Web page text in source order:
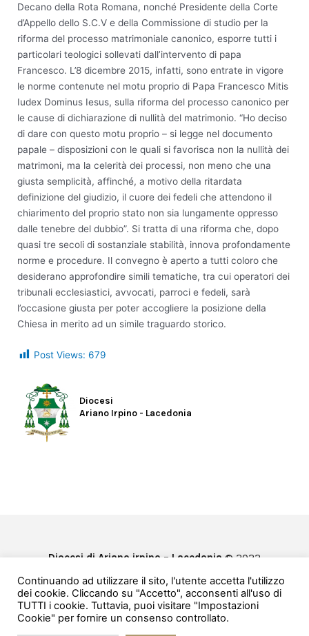
Decano della Rota Romana, nonché Presidente della Corte
d’Appello dello S.C.V e della Commissione di studio per la
riforma del processo matrimoniale canonico, esporre tutti i
particolari teologici sollevati dall’intervento di papa
Francesco. L’8 dicembre 2015, infatti, sono entrate in vigore
le norme contenute nel motu proprio di Papa Francesco Mitis
Iudex Dominus Iesus, sulla riforma del processo canonico per
le cause di dichiarazione di nullità del matrimonio. “Ho deciso
di dare con questo motu proprio – si legge nel documento
papale – disposizioni con le quali si favorisca non la nullità dei
matrimoni, ma la celerità dei processi, non meno che una
giusta semplicità, affinché, a motivo della ritardata
definizione del giudizio, il cuore dei fedeli che attendono il
chiarimento del proprio stato non sia lungamente oppresso
dalle tenebre del dubbio”. Si tratta di una riforma che, dopo
quasi tre secoli di sostanziale stabilità, innova profondamente
norme e procedure. Il convegno è aperto a tutti coloro che
desiderano approfondire simili tematiche, tra cui operatori dei
tribunali ecclesiastici, avvocati, parroci e fedeli, sarà
l’occasione giusta per poter accogliere la posizione della
Chiesa in merito ad un simile traguardo storico.
Post Views: 679
Diocesi
Ariano Irpino - Lacedonia
Diocesi di Ariano irpino – Lacedonia © 2022
Privacy & Cookie Policy
Powered bye-Direct
Continuando ad utilizzare il sito, l'utente accetta l'utilizzo
dei cookie. Cliccando su "Accetto", acconsenti all'uso di
TUTTI i cookie. Tuttavia, puoi visitare "Impostazioni
Cookie" per fornire un consenso controllato.